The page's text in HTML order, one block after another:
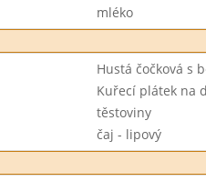
mléko
Hustá čočková s
Kuřecí plátek na
těstoviny
čaj - lipový